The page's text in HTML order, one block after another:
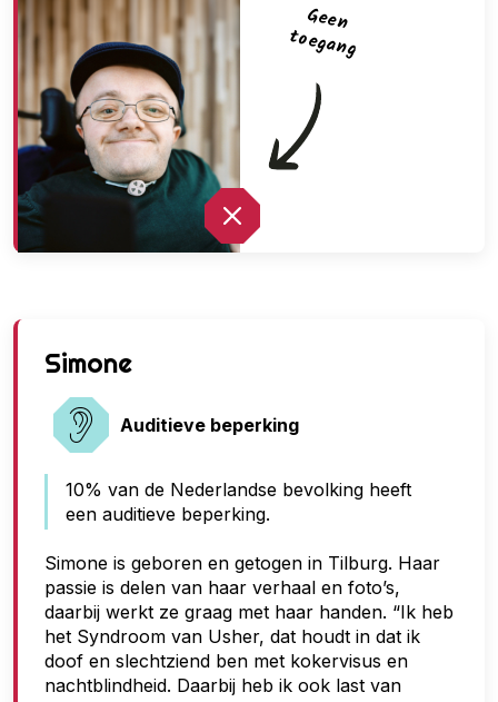
G
een
toegan
g
G
e
o
e
g
a
n
Simone
Auditieve beperking
10% van de Nederlandse bevolking heeft
een auditieve beperking.
Simone is geboren en getogen in Tilburg. Haar
passie is delen van haar verhaal en foto’s,
daarbij werkt ze graag met haar handen. “Ik heb
het Syndroom van Usher, dat houdt in dat ik
doof en slechtziend ben met kokervisus en
nachtblindheid. Daarbij heb ik ook last van